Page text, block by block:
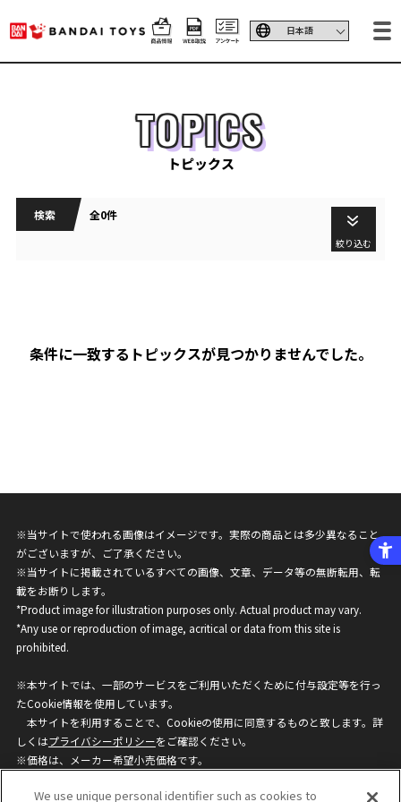
TOPICS
トピックス
検索 全0件
絞り込む
条件に一致するトピックスが見つかりませんでした。
※当サイトで使われる画像はイメージです。実際の商品とは多少異なること
がございますが、ご了承ください。
※当サイトに掲載されているすべての画像、文章、データ等の無断転用、転
載をお断りします。
*Product image for illustration purposes only. Actual product may vary.
*Any use or reproduction of image, acritical or data from this site is
prohibited.
※本サイトでは、一部のサービスをご利用いただくために付与設定等を行っ
たCookie情報を使用しています。
本サイトを利用することで、Cookieの使用に同意するものと致します。詳
しくはプライバシーポリシーをご確認ください。
※価格は、メーカー希望小売価格です。
ざいますのでご了承ください。
We use unique personal identifier such as cookies to